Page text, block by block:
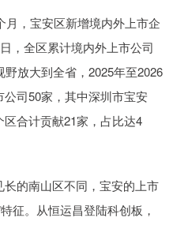
月，宝安区新增境内外上市企
，全区累计境内外上市公司
放大到全省，2025年至2026
司50家，其中深圳市宝安
合计贡献21家，占比达4
的南山区不同，宝安的上市
征。从恒运昌登陆科创板，